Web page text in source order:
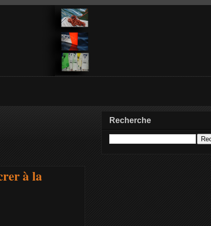
à la
Recherche